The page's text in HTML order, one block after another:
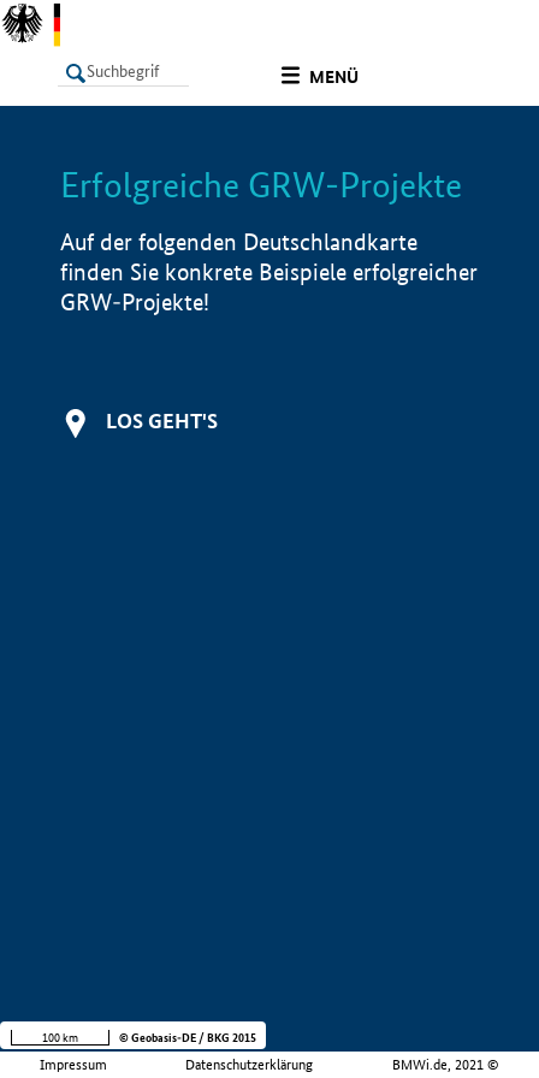
MENÜ
LISTE Info
Erfolgreiche GRW-Projekte
Auf der folgenden Deutschlandkarte
finden Sie konkrete Beispiele erfolgreicher
GRW-Projekte!
LOS GEHT'S
Impressum Datenschutzerklärung BMWi.de, 2021 ©
100 km © Geobasis-DE / BKG 2015